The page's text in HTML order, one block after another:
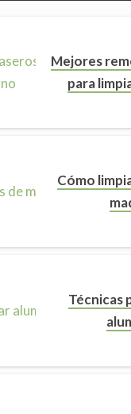
Mejores
para
Cómo
Técnicas